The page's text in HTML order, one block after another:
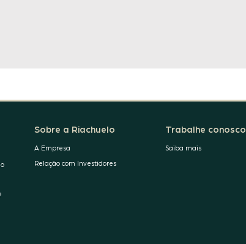
Sobre a Riachuelo
A Empresa
Relação com Investidores
Trabalhe conosco
Saiba mais